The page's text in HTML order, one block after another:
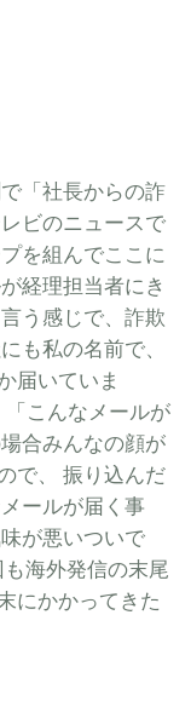
「社長からの詐
ビのニュースで
を組んでここに
経理担当者にき
う感じで、詐欺
も私の名前で、
届いていま
こんなメールが
合みんなの顔が
で、 振り込んだ
ールが届く事
が悪いついで
海外発信の末尾
にかかってきた